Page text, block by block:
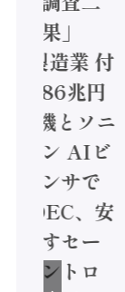
結果」
年製造業 付
額86兆円
電機とソニ
コン AIビ
センサで
/ IDEC、安
かすセー
コントロ